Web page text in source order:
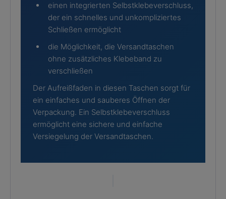
einen integrierten Selbstklebeverschluss,
der ein schnelles und unkompliziertes
Schließen ermöglicht
die Möglichkeit, die Versandtaschen
ohne zusätzliches Klebeband zu
verschließen
Der Aufreißfaden in diesen Taschen sorgt für
ein einfaches und sauberes Öffnen der
Verpackung. Ein Selbstklebeverschluss
ermöglicht eine sichere und einfache
Versiegelung der Versandtaschen.